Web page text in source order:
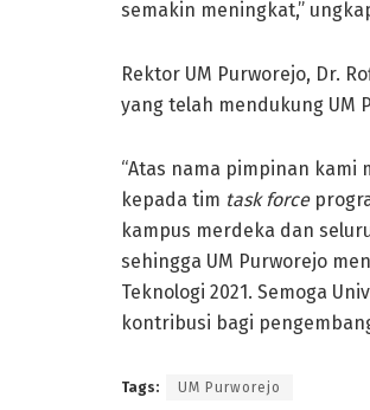
semakin meningkat,”
Rektor UM Purworejo, Dr.
yang telah mendukung UM
“Atas nama pimpinan
kepada tim task force
kampus merdeka dan
sehingga UM Purworejo
Teknologi 2021. Semoga
kontribusi bagi
Tags: UM Purworejo